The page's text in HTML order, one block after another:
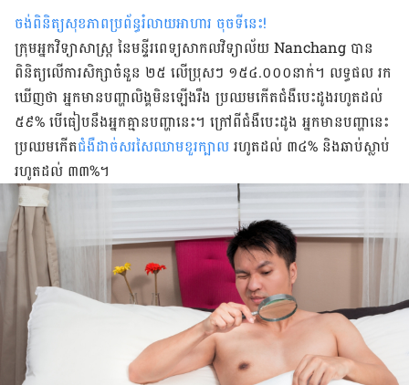
ចង់ពិនិត្យសុខភាពប្រព័ន្ធរំលាយអាហារ ចុចទីនេះ!
ក្រុម​អ្នកវិទ្យាសាស្ត្រ នៃ​មន្ទីរពេទ្យ​សាកលវិទ្យាល័យ Nanchang បាន​
ពិនិត្យ​លើ​ការសិក្សា​ចំនួន ២៥ លើ​ប្រុសៗ ១៥៤.០០០​នាក់។ លទ្ធផល រក
ឃើញ​ថា អ្នក​មាន​បញ្ហា​លិង្គ​មិន​ឡើង​រឹង ប្រឈម​កើត​ជំងឺ​បេះដូង​រហូត​ដល់
៥៩% បើធៀប​នឹង​អ្នក​គ្មាន​បញ្ហា​នេះ។ ក្រៅពី​ជំងឺ​បេះដូង អ្នក​មាន​បញ្ហា​នេះ
ប្រឈម​កើត​ជំងឺ​ដាច់សរសៃឈាម​ខួរក្បាលរហូត​ដល់ ៣៤% និង​ឆាប់ស្លាប់
រហូត​ដល់ ៣៣%។